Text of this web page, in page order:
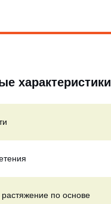
характеристики
по основе